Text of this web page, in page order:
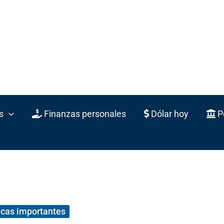
Finanzas personales Dólar hoy
importantes